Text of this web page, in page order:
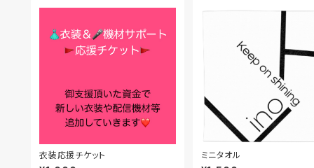
衣装応援チケット ミニタオル